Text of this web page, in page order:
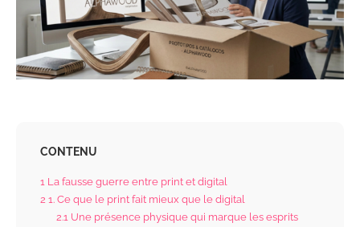
CONTENU
1 La fausse guerre entre print et digital
21. Ce que le print fait mieux que le digital
2.1Une présence physique qui marque les esprits